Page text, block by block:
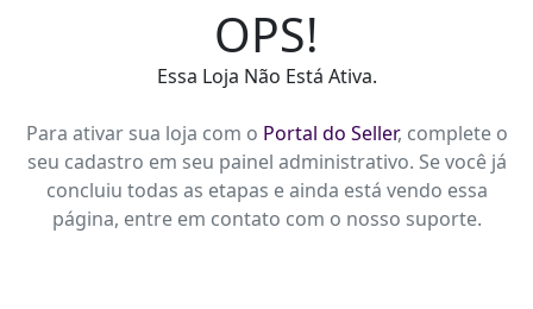
OPS!
Essa Loja Não Está Ativa.
Para ativar sua loja com o Portal do Seller, complete o
seu cadastro em seu painel administrativo. Se você já
concluiu todas as etapas e ainda está vendo essa
página, entre em contato com o nosso suporte.